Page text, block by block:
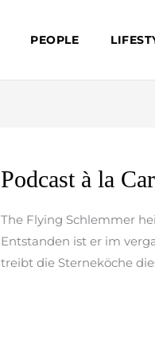
PEOPLE
Podcast à la
The Flying Schlemmer
Entstanden ist er im
treibt die Sterneköche
Podcast
la
Carte